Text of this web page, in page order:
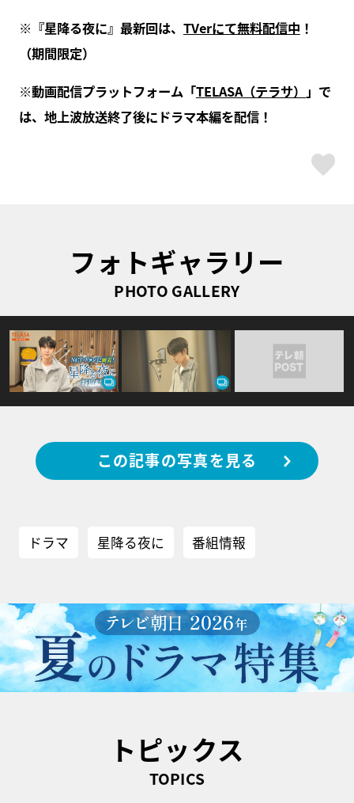
※『星降る夜に』最新回は、 TVerにて無料配信中 ！
（期間限定）
※動画配信プラットフォーム「TELASA（テラサ） 」で
は、地上波放送終了後にドラマ本編を配信！
フォトギャラリー
PHOTO GALLERY
この記事の写真を見る
ドラマ 星降る夜に 番組情報
トピックス
TOPICS